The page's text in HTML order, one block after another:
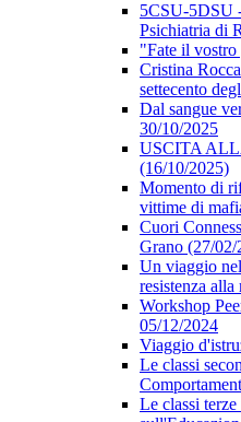
5CSU-5DSU
Psichiatria di
"Fate il
Cristina
settecento
Dal sangue
30/10/2025
USCITA
(16/10/2025)
Momento di
vittime di
Cuori
Grano (27/02/
Un viaggio
resistenza alla
Workshop
05/12/2024
Viaggio
Le classi
Le classi